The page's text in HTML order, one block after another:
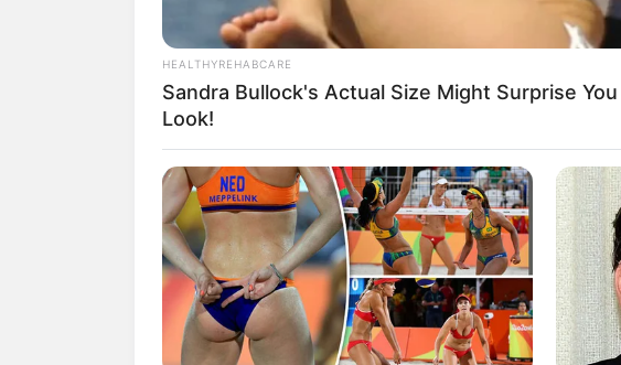
Ia populer yang dengan konten-konten kecantikan serta
Daftar isi
Karier
Ada pepatah mengatakan, temanmu menentukan jati
seorang selebgram cantik yang juga seorang pebisnis
Mengapa demikian, karena dirinya berteman juga dengan
pengusaha sukses, yaitu Rachel Venya.
Tak tanggung-tanggung, mereka pun membuat brand
HEALTHYREHABCARE
Sandra Bullock's Actual Size Might Surprise
Look!